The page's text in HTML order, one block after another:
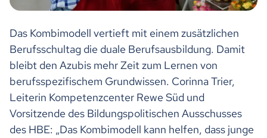
Das Kombimodell vertieft mit einem zusätzlichen
Berufsschultag die duale Berufsausbildung. Damit
bleibt den Azubis mehr Zeit zum Lernen von
berufsspezifischem Grundwissen. Corinna Trier,
Leiterin Kompetenzcenter Rewe Süd und
Vorsitzende des Bildungspolitischen Ausschusses
des HBE: „Das Kombimodell kann helfen, dass junge